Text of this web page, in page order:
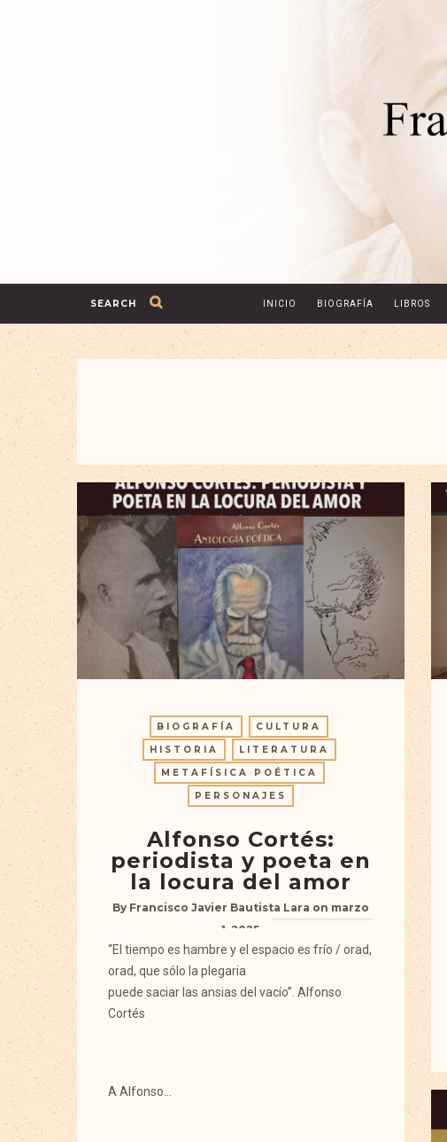
SEARCH INICIO BIOGRAFÍA LIBROS
BIOGRAFÍA
CULTURA
HISTORIA
LITERATURA
METAFÍSICA POÉTICA
PERSONAJES
Alfonso Cortés:
periodista y poeta en
la locura del amor
By Francisco Javier Bautista Lara on marzo
1, 2025
“El tiempo es hambre y el espacio es frío / orad,
orad, que sólo la plegaria
puede saciar las ansias del vacío”. Alfonso
Cortés
A Alfonso…